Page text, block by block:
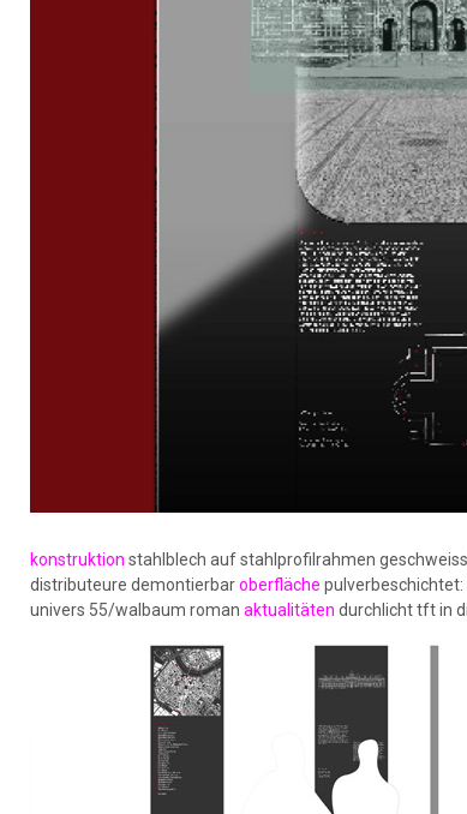
konstruktion stahlblech auf stahlprofilrahmen
distributeure demontierbaroberfläche
univers 55/walbaum roman aktualitäten durchlicht tft in